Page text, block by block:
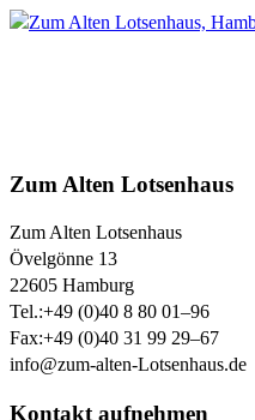
Zum Alten Lotsenhaus
Zum Alten Lotsenhaus
Övelgönne 13
22605 Hamburg
Tel.:+49 (0)40 8 80 01–96
Fax:+49 (0)40 31 99 29–67
info@zum-alten-Lotsenhaus.de
Kontakt aufnehmen